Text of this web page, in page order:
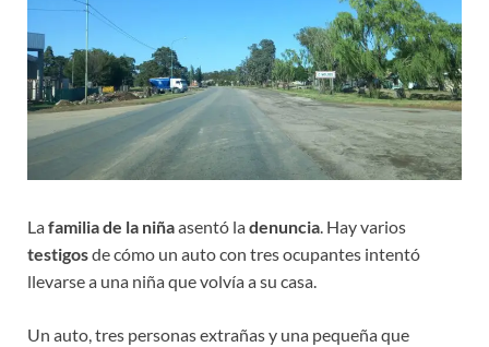
Lafamilia de la niñaasentó ladenuncia. Hay varios
testigosde cómo un auto con tres ocupantes intentó
llevarse a una niña que volvía a su casa.
Un auto, tres personas extrañas y una pequeña que